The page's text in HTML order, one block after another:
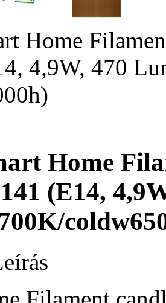
Home
4,9W, 470
Home
(E14,